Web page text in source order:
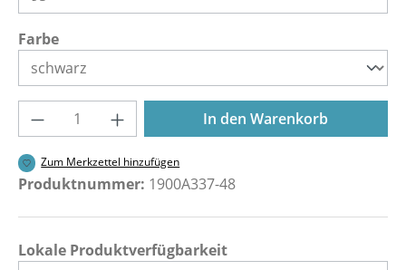
Farbeauswählen
Produkt Anzahl: Gib den gewünschten
In den Warenkorb
Zum Merkzettel hinzufügen
Produktnummer: 1900A337-48
Lokale Produktverfügbarkeit